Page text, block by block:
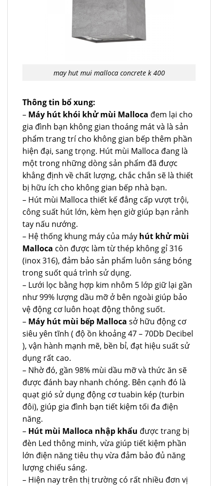
may hut mui malloca concrete k 400
Thông tin bổ xung:
– Máy hút khói khử mùi Malloca đem lại cho
gia đình bạn không gian thoáng mát và là sản
phẩm trang trí cho không gian bếp thêm phần
hiện đại, sang trọng. Hút mùi Malloca đang là
một trong những dòng sản phẩm đã được
khẳng định về chất lượng, chắc chắn sẽ là thiết
bị hữu ích cho không gian bếp nhà bạn.
– Hút mùi Malloca thiết kế đẳng cấp vượt trội,
công suất hút lớn, kèm hẹn giờ giúp bạn rảnh
tay nấu nướng.
– Hệ thống khung máy của máy hút khử mùi
Malloca còn được làm từ thép không gỉ 316
(inox 316), đảm bảo sản phẩm luôn sáng bóng
trong suốt quá trình sử dụng.
– Lưới lọc bằng hợp kim nhôm 5 lớp giữ lại gần
như 99% lượng dầu mỡ ở bên ngoài giúp bảo
vệ động cơ luôn hoạt động thông suốt.
– Máy hút mùi bếp Malloca sở hữu động cơ
siêu yên tĩnh ( độ ồn khoảng 47 – 70Db Decibel
), vận hành mạnh mẽ, bền bỉ, đạt hiệu suất sử
dụng rất cao.
– Nhờ đó, gần 98% mùi dầu mỡ và thức ăn sẽ
được đánh bay nhanh chóng. Bên cạnh đó là
quạt gió sử dụng động cơ tuabin kép (turbin
đôi), giúp gia đình bạn tiết kiệm tối đa điện
năng.
– Hút mùi Malloca nhập khẩu được trang bị
đèn Led thông minh, vừa giúp tiết kiệm phần
lớn điện năng tiêu thụ vừa đảm bảo đủ năng
lượng chiếu sáng.
– Hiện nay trên thị trường có rất nhiều đơn vị